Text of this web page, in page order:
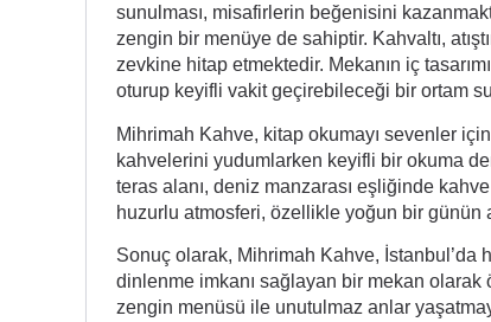
sunulması, misafirlerin beğenisini
zengin bir menüye de sahiptir. Kahvaltı,
zevkine hitap etmektedir. Mekanın iç
oturup keyifli vakit geçirebileceği bir ortam
Mihrimah Kahve, kitap okumayı sevenler
kahvelerini yudumlarken keyifli bir okuma
teras alanı, deniz manzarası eşliğinde
huzurlu atmosferi, özellikle yoğun bir günün
Sonuç olarak, Mihrimah Kahve,
dinlenme imkanı sağlayan bir mekan olarak
zengin menüsü ile unutulmaz anlar